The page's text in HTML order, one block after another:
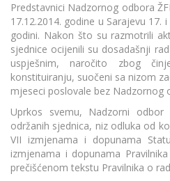
Predstavnici Nadzornog odbora
17.12.2014. godine u Sarajevu
godini. Nakon što su razmotrili
sjednice ocijenili su dosadašnji
uspješnim, naročito zbog
konstituiranju, suočeni sa nizom
mjeseci poslovale bez Nadzornog
Uprkos svemu, Nadzorni
održanih sjednica, niz odluka od
VII izmjenama i dopunama
izmjenama i dopunama
prečišćenom tekstu Pravilnika o